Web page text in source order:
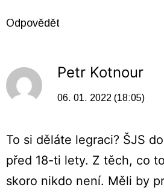
Odpovědět
Petr Kotnour
06. 01. 2022 (18:05)
To si děláte legraci? ŠJS
před 18-ti lety. Z těch, co
skoro nikdo není. Měli by